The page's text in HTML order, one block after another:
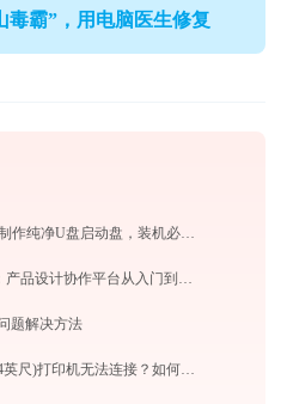
毒霸”，用电脑医生修复
Rufus使用教程：超快速度制作纯净U盘启动盘，装机必备免费工具
题解决方法
惠普Scitex XL1500 5米(16.4英尺)打印机无法连接？如何解决 -金山毒霸